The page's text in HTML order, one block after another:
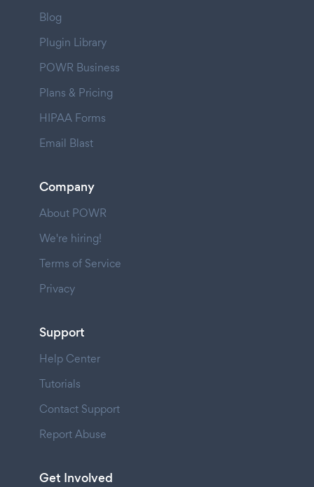
Blog
Plugin Library
POWR Business
Plans & Pricing
HIPAA Forms
Email Blast
Company
About POWR
We're hiring!
Terms of Service
Privacy
Support
Help Center
Tutorials
Contact Support
Report Abuse
Get Involved